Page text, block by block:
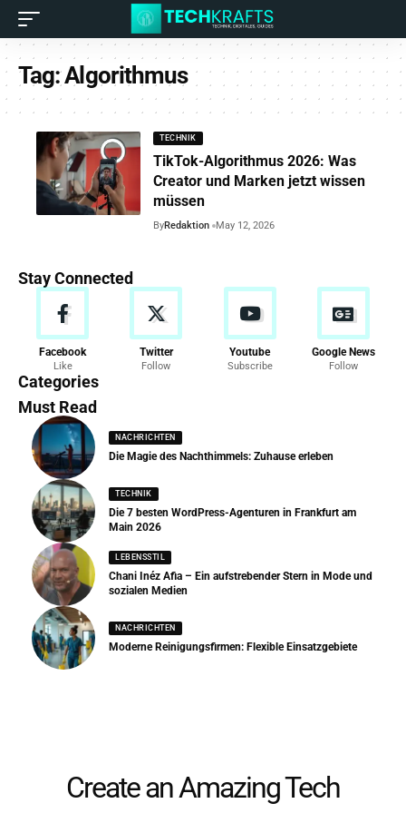
Tag:Algorithmus
TECHNIK
TikTok-Algorithmus 2026: Was
Creator und Marken jetzt wissen
müssen
ByRedaktion May 12, 2026
Stay Connected
Facebook
Like
Twitter
Follow
Youtube
Subscribe
Google News
Follow
Categories
Must Read
NACHRICHTEN
Die Magie des Nachthimmels: Zuhause erleben
TECHNIK
Die 7 besten WordPress-Agenturen in Frankfurt am
Main 2026
LEBENSSTIL
Chani Inéz Afia – Ein aufstrebender Stern in Mode und
sozialen Medien
NACHRICHTEN
Moderne Reinigungsfirmen: Flexible Einsatzgebiete
Create an Amazing Tech